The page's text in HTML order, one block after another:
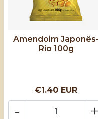
Amendoim Japonês-
Rio 100g
€1.40 EUR
+
-